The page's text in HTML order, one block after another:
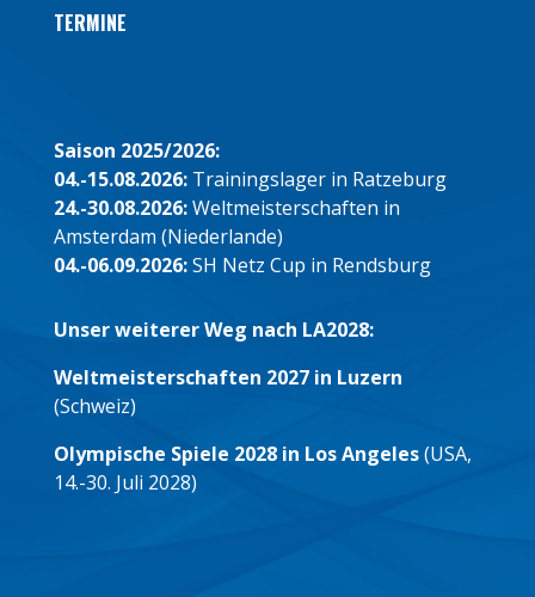
TERMINE
Saison 2025/2026:
04.-15.08.2026: Trainingslager in Ratzeburg
24.-30.08.2026:Weltmeisterschaften in
Amsterdam (Niederlande)
04.-06.09.2026:SH Netz Cup in Rendsburg
Unser weiterer Weg nach LA2028:
Weltmeisterschaften 2027 in Luzern
(Schweiz)
Olympische Spiele 2028 in Los Angeles(USA,
14.-30. Juli 2028)